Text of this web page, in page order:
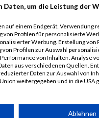
0000 GER
Steuerbüro
Partner
Kategorie Position, TPos =
= Did not finish, DQ =
um die Leistung der
auf einem Endgerät. Verwendung
von Profilen für personalisierte
Werbung. Erstellung von
Profilen zur Auswahl
von Inhalten. Analyse
aus verschiedenen Quellen.
Daten zur Auswahl von
weitergegeben und in die USA
Ablehnen